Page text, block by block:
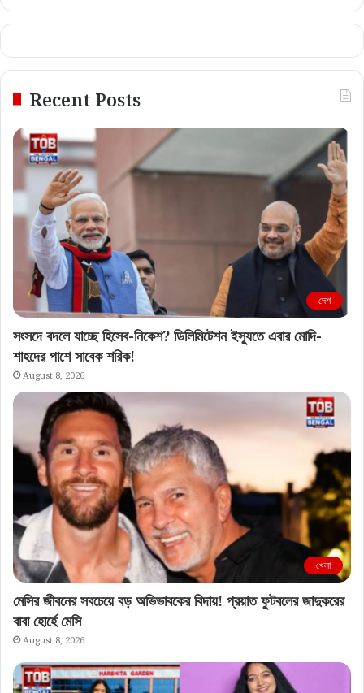
Recent Posts
দেশ
সংসদে বদলে যাচ্ছে হিসেব-নিকেশ? ডিলিমিটেশন ইস্যুতে এবার মোদি-
শাহদের পাশে সাবেক শরিক!
August 8, 2026
খেলা
মেসির জীবনের সবচেয়ে বড় অভিভাবকের বিদায়! প্রয়াত ফুটবলের জাদুকরের
বাবা হোর্হে মেসি
August 8, 2026